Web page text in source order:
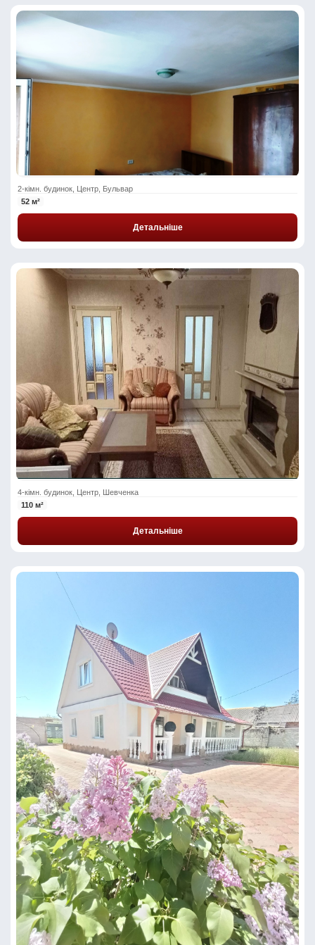
2-кімн. будинок, Центр, Бульвар
52 м²
Детальніше
4-кімн. будинок, Центр, Шевченка
110 м²
Детальніше